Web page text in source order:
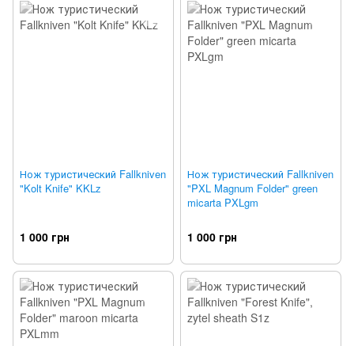
Нож туристический Fallkniven
"Kolt Knife" KKLz
1 000 грн
Нож туристический Fallkniven
"PXL Magnum Folder" green
micarta PXLgm
1 000 грн